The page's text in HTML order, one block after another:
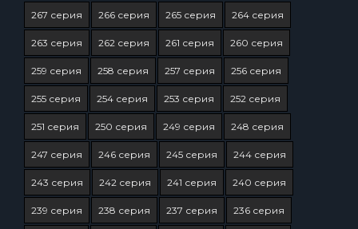
267 серия 266 серия 265 серия 264 серия
263 серия 262 серия 261 серия 260 серия
259 серия 258 серия 257 серия 256 серия
255 серия 254 серия 253 серия 252 серия
251 серия 250 серия 249 серия 248 серия
247 серия 246 серия 245 серия 244 серия
243 серия 242 серия 241 серия 240 серия
239 серия 238 серия 237 серия 236 серия